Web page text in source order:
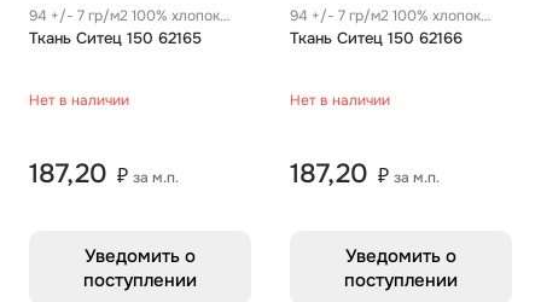
94 +/- 7 гр/м2 100% хлопок
0.28 м
Ткань Ситец 150 62165
Нет в наличии
187,20 ₽ за м.п.
Уведомить о
поступлении
94 +/- 7 гр/м2 100% хлопок
0.28 м
Ткань Ситец 150 62166
Нет в наличии
187,20 ₽ за м.п.
Уведомить о
поступлении